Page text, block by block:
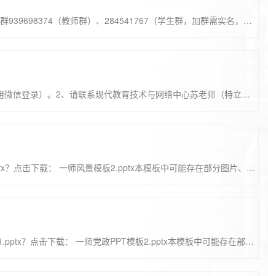
网络交流：在使用慕课堂、学校云遇到的问题， 欢迎进入一师范MOOC交流群939698374（教师群）、284541767（学生群，加群需实名，账号问题请现场办理）。现场办理：因涉及到操作等问题，推荐请前往特立南406现代教育技术与网络中心信息资源部现场办理，咨询电话82841118（苏老师）。慕课堂官网：https://www.icourse163.org/mooc/main/classroom慕课官网：https://www.icourse163.org/使用指南：https://help.icourse163.org/help...
1.教师账号1、请登录https://www.icourse163.org/，注册个人账号（推荐使用微信登录）。2、请联系现代教育技术与网络中心苏老师（特立南307办公室，或发送邮件至417266132@qq.com，注明老师中国大学mooc账号认证），提供个人信息，以便导入后台。个人信息包括姓名、学院、工号。3、个人信息导入后，教师登录https://www.icourse163.org/spoc/university/HDDYSF#/c，按照引导，完成教师身份认证。4、教师在后台看到课程后，注意及时发布课程介绍页。...
一师风景PPT模板，欢迎广大一师师生使用。点击下载： 一师风景模板1.pptx？点击下载： 一师风景模板2.pptx本模板中可能存在部分图片、图标等源于网络的元素，仅限个人非商业化使用
一师党政PPT模板，欢迎广大一师师生使用。点击下载： 一师党政PPT模板1.pptx？点击下载： 一师党政PPT模板2.pptx本模板中可能存在部分图片、图标等源于网络的元素，仅限个人非商业化使用